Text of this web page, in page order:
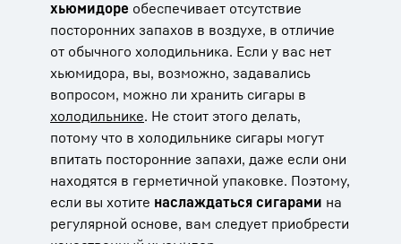
хьюмидоре обеспечивает отсутствие
посторонних запахов в воздухе, в отличие
от обычного холодильника. Если у вас нет
хьюмидора, вы, возможно, задавались
вопросом, можно ли хранить сигары в
холодильнике. Не стоит этого делать,
потому что в холодильнике сигары могут
впитать посторонние запахи, даже если они
находятся в герметичной упаковке. Поэтому,
если вы хотите наслаждаться сигарами на
регулярной основе, вам следует приобрести